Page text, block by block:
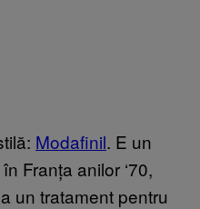
Modafinil. E un
Franța anilor ‘70,
un tratament pentru